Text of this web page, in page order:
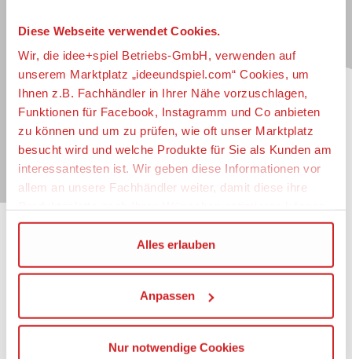
Diese Webseite verwendet Cookies.
Wir, die idee+spiel Betriebs-GmbH, verwenden auf
unserem Marktplatz „ideeundspiel.com“ Cookies, um
Ihnen z.B. Fachhändler in Ihrer Nähe vorzuschlagen,
Funktionen für Facebook, Instagramm und Co anbieten
zu können und um zu prüfen, wie oft unser Marktplatz
besucht wird und welche Produkte für Sie als Kunden am
interessantesten ist. Wir geben diese Informationen vor
allem an unsere Fachhändler weiter, damit diese ihre
Wir verwenden den Google Tag Manager um weitere
Dienste einzubinden.
Wenn Sie auf „Alles erlauben“, klicken, werden ein Teil
Ihrer personenbezogener Daten in die USA übertragen.
Alles erlauben
Anpassen
Nur notwendige Cookies
Jetzt zum idee+spiel-Newsletter anmelden und
jederzeit widerruflich über spannende
zugkräftigeGewinnspiele, limitierteExklusivartikel
und interessanteSchnäppchenimmer als erster
informiert sein.
E-Mail für Newsletteranmeldung
Barrierefreiheit
Nutzungsbedingungen